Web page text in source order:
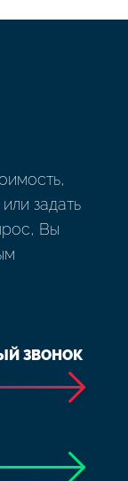
задать
Вы
ЗВОНОК